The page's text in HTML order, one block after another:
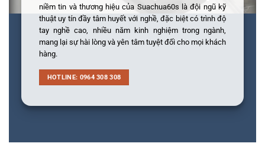
niềm tin và thương hiệu của Suachua60s là đội ngũ kỹ
thuật uy tín đầy tâm huyết với nghề, đặc biệt có trình độ
tay nghề cao, nhiều năm kinh nghiệm trong ngành,
mang lại sự hài lòng và yên tâm tuyệt đối cho mọi khách
hàng.
HOTLINE: 0964 308 308